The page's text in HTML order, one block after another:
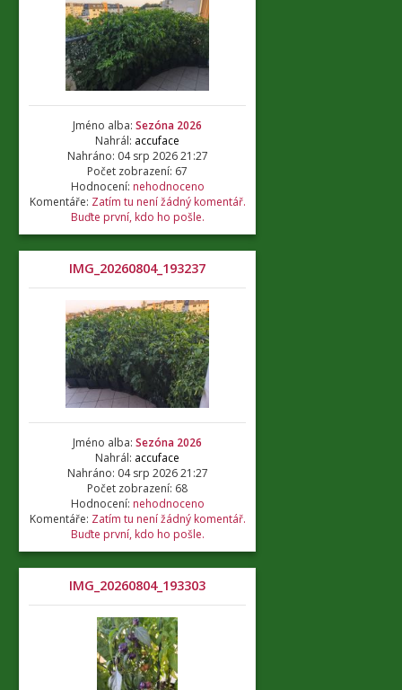
Jméno alba: Sezóna 2026
Nahrál: accuface
Nahráno: 04 srp 2026 21:27
Počet zobrazení: 67
Hodnocení: nehodnoceno
Komentáře: Zatím tu není žádný komentář.
Buďte první, kdo ho pošle.
IMG_20260804_193237
Jméno alba: Sezóna 2026
Nahrál: accuface
Nahráno: 04 srp 2026 21:27
Počet zobrazení: 68
Hodnocení: nehodnoceno
Komentáře: Zatím tu není žádný komentář.
Buďte první, kdo ho pošle.
IMG_20260804_193303